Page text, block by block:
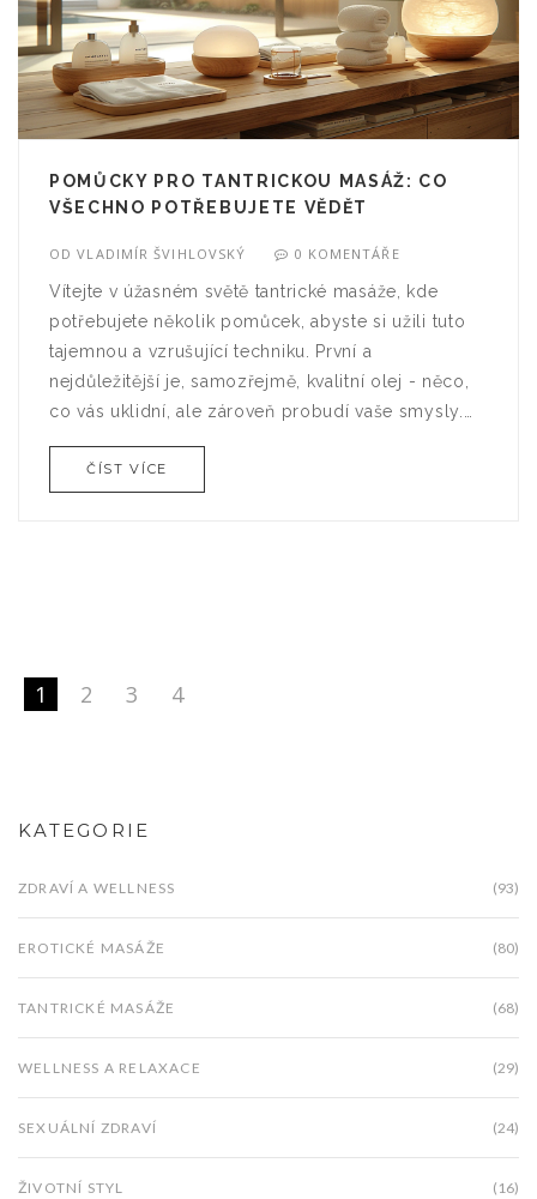
POMŮCKY PRO TANTRICKOU MASÁŽ: CO
VŠECHNO POTŘEBUJETE VĚDĚT
ODVLADIMÍR ŠVIHLOVSKÝ 0 KOMENTÁŘE
Vítejte v úžasném světě tantrické masáže, kde
potřebujete několik pomůcek, abyste si užili tuto
tajemnou a vzrušující techniku. První a
nejdůležitější je, samozřejmě, kvalitní olej - něco,
co vás uklidní, ale zároveň probudí vaše smysly.
Potom potřebujete pohodlné místo, jako je měkká
podložka nebo postel. No a samozřejmě, nesmíme
ČÍST VÍCE
1 2 3 4
KATEGORIE
ZDRAVÍ A WELLNESS (93)
EROTICKÉ MASÁŽE (80)
TANTRICKÉ MASÁŽE (68)
WELLNESS A RELAXACE (29)
SEXUÁLNÍ ZDRAVÍ (24)
ŽIVOTNÍ STYL (16)